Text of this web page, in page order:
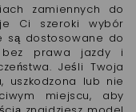
zamiennych do
Ci szeroki wybór
są dostosowane do
bez prawa jazdy i
Jeśli Twoja
uszkodzona lub nie
miejscu, aby